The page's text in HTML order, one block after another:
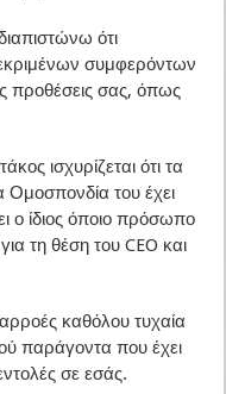
ότι
συμφερόντων
προθέσεις σας, όπως
ισχυρίζεται ότι τα
του έχει
ο ίδιος όποιο πρόσωπο
τη θέση του CEO και
καθόλου τυχαία
παράγοντα που έχει
σε εσάς.